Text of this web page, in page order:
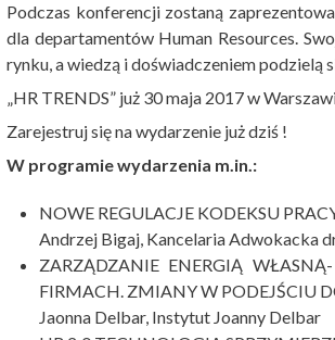
Podczas konferencji zostaną
dla departamentów Human Resources.
rynku, a wiedzą i doświadczeniem podzielą
„HR TRENDS” już 30 maja 2017 w
Zarejestruj się na wydarzenie już dziś !
W programie wydarzenia m.in.:
NOWE REGULACJE KODEKSU
Andrzej Bigaj, Kancelaria Adwokacka
ZARZĄDZANIE ENERGIĄ
FIRMACH. ZMIANY W PODEJŚCIU
Jaonna Delbar, Instytut Joanny Delbar